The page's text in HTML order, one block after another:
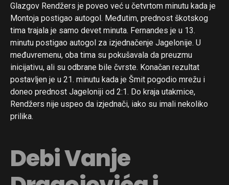
Glazgov Rendžers je poveo već u četvrtom minutu kada je
Montoja postigao autogol. Međutim, prednost škotskog
tima trajala je samo devet minuta. Fernandes je u 13.
minutu postigao autogol za izjednačenje Jagelonije. U
međuvremenu, oba tima su pokušavala da preuzmu
inicijativu, ali su odbrane bile čvrste. Konačan rezultat
postavljen je u 21. minutu kada je Šmit pogodio mrežu i
doneo prednost Jageloniji od 2:1. Do kraja utakmice,
Rendžers nije uspeo da izjednači, iako su imali nekoliko
prilika.
Debi Vanje